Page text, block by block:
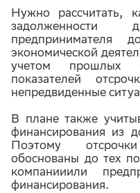
Нужно рассчитать,
предпринимателя
экономической
учетом прошлых
показателей
непредвиденные
В плане также
финансирования из
Поэтому
обоснованы до тех
компанииили
финансирования.